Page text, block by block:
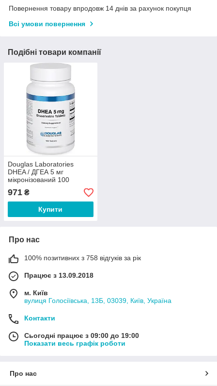
Повернення товару впродовж 14 днів за рахунок покупця
Всі умови повернення
Подібні товари компанії
Douglas Laboratories
DHEA / ДГЕА 5 мг
мікронізований 100
таблеток
971 ₴
Купити
Про нас
100% позитивних з 758 відгуків за рік
Працює з 13.09.2018
м. Київ
вулиця Голосіївська, 13Б, 03039, Київ, Україна
Контакти
Сьогодні працює з 09:00 до 19:00
Показати весь графік роботи
Про нас